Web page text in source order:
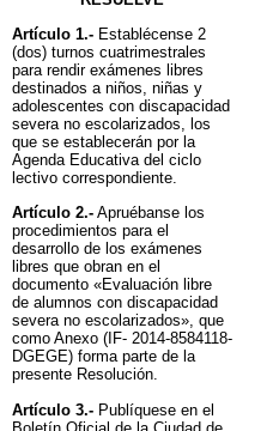
Artículo 1.- Establécense 2
(dos) turnos cuatrimestrales
para rendir exámenes libres
destinados a niños, niñas y
adolescentes con discapacidad
severa no escolarizados, los
que se establecerán por la
Agenda Educativa del ciclo
lectivo correspondiente.
Artículo 2.- Apruébanse los
procedimientos para el
desarrollo de los exámenes
libres que obran en el
documento «Evaluación libre
de alumnos con discapacidad
severa no escolarizados», que
como Anexo (IF- 2014-8584118-
DGEGE) forma parte de la
presente Resolución.
Artículo 3.- Publíquese en el